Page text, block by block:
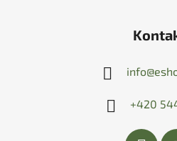
info@
+420